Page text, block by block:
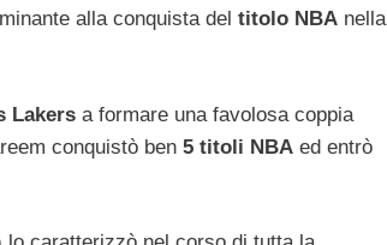
alla conquista del titolo NBA nella
Lakers a formare una favolosa coppia
conquistò ben 5 titoli NBA ed entrò